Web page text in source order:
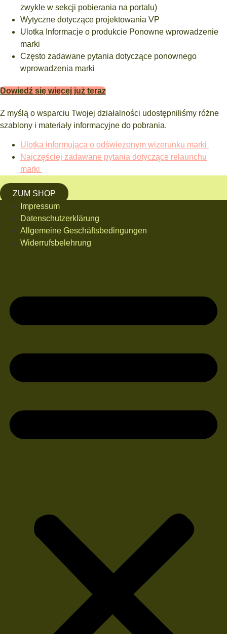
zwykle w sekcji pobierania na portalu)
Wytyczne dotyczące projektowania VP
Ulotka Informacje o produkcie Ponowne wprowadzenie
marki
Często zadawane pytania dotyczące ponownego
wprowadzenia marki
Dowiedź się więcej już teraz
Z myślą o wsparciu Twojej działalności udostępniliśmy różne
szablony i materiały informacyjne do pobrania.
Ulotka informująca o odświeżonym wizerunku marki
Najczęściej zadawane pytania dotyczące relaunchu
marki
ZUM SHOP
Impressum
Datenschutzerklärung
Allgemeine Geschäftsbedingungen
Widerrufsbelehrung